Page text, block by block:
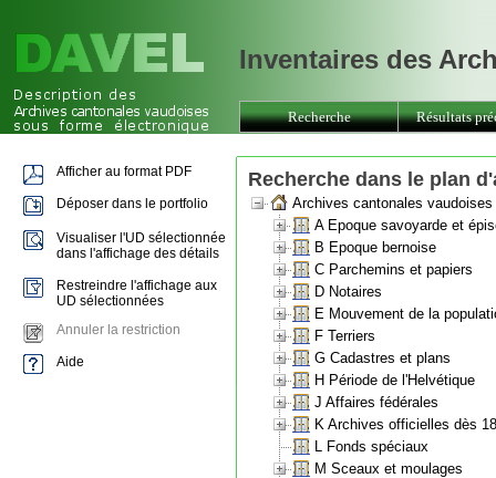
Recherche dans le plan
Archives cantonales vaudoises
A Epoque savoyarde et
B Epoque bernoise
C Parchemins et papiers
D Notaires
E Mouvement de la
F Terriers
G Cadastres et plans
H Période de l'Helvétique
J Affaires fédérales
K Archives officielles dès
L Fonds spéciaux
M Sceaux et moulages
Inventaires des
Recherche Résultats
Afficher au format PDF
Déposer dans le portfolio
Visualiser l'UD sélectionnée
dans l'affichage des détails
Restreindre l'affichage aux
UD sélectionnées
Annuler la restriction
Aide